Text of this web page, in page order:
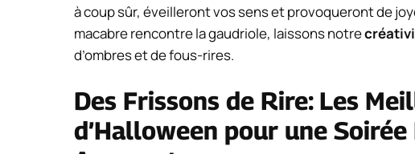
à coup sûr, éveilleront vos sens et provoqueront de
macabre rencontre la gaudriole, laissons notre
d’ombres et de fous-rires.
Des Frissons de Rire: Les
d’Halloween pour une